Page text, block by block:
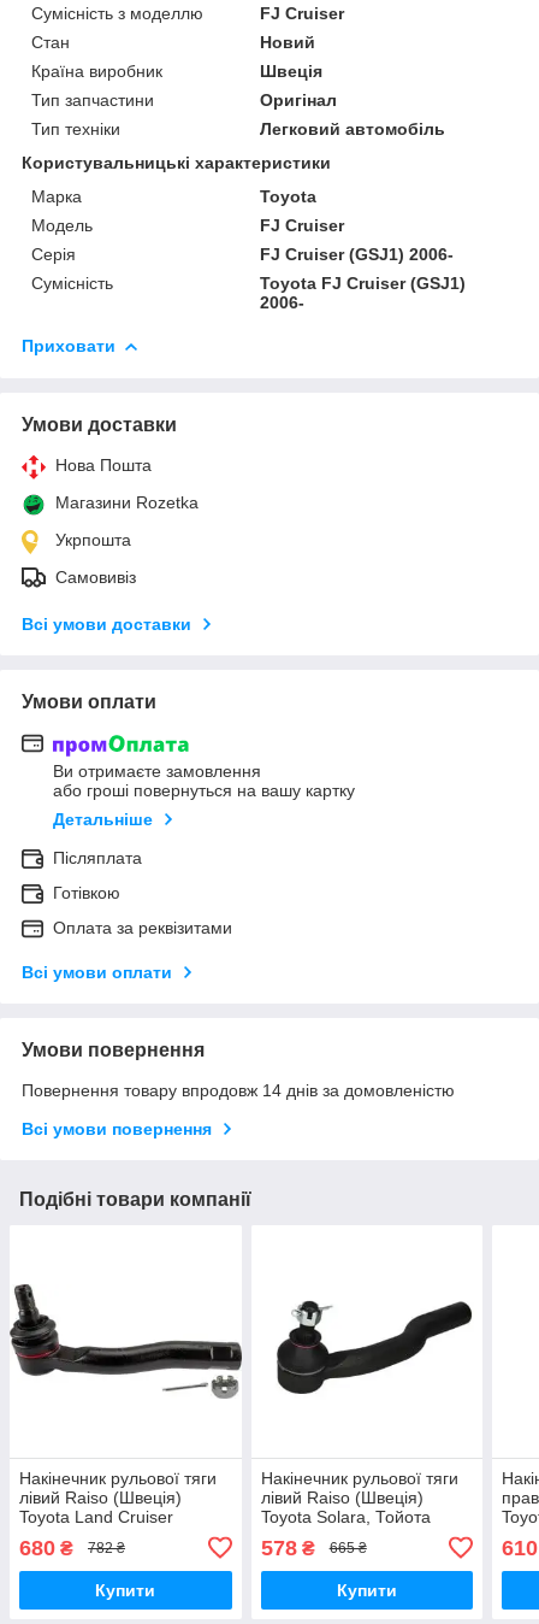
Сумісність з моделлю
FJ Cruiser
Стан
Новий
Країна виробник
Швеція
Тип запчастини
Оригінал
Тип техніки
Легковий автомобіль
Користувальницькі характеристики
Марка
Toyota
Мoдель
FJ Cruiser
Серія
FJ Cruiser (GSJ1) 2006-
Сумісність
Toyota FJ Cruiser (GSJ1)
2006-
Приховати
Умови доставки
Нова Пошта
Магазини Rozetka
Укрпошта
Самовивіз
Всі умови доставки
Умови оплати
Ви отримаєте замовлення
або гроші повернуться на вашу картку
Детальніше
Післяплата
Готівкою
Оплата за реквізитами
Всі умови оплати
Умови повернення
Повернення товару впродовж 14 днів за домовленістю
Всі умови повернення
Подібні товари компанії
Накінечник рульової тяги
лівий Raiso (Швеція)
Toyota Land Cruiser
100,Тойота Ленд Крузер
#RL-450100T UALCFFP17
680 ₴ 782 ₴
Купити
Накінечник рульової тяги
лівий Raiso (Швеція)
Toyota Solara, Тойота
454225T UAYORLF17
578₴ 665 ₴
Купити
610